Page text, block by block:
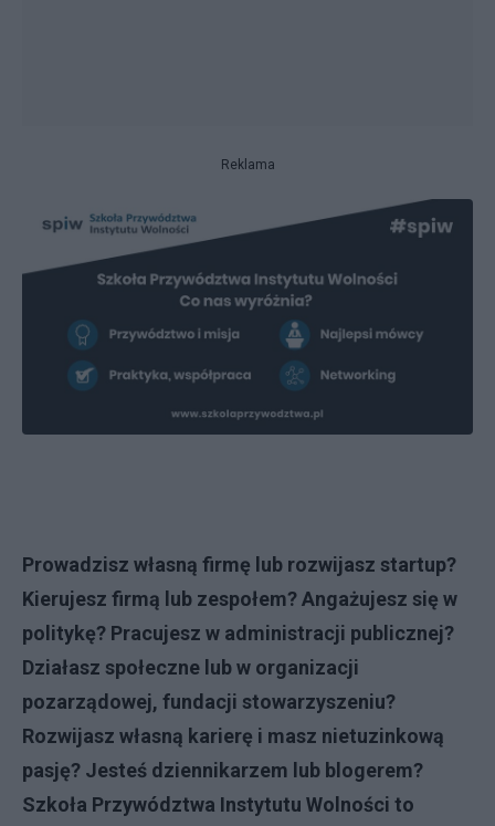
Reklama
Prowadzisz własną firmę lub rozwijasz startup?
Kierujesz firmą lub zespołem? Angażujesz się w
politykę? Pracujesz w administracji publicznej?
Działasz społeczne lub w organizacji
pozarządowej, fundacji stowarzyszeniu?
Rozwijasz własną karierę i masz nietuzinkową
pasję? Jesteś dziennikarzem lub blogerem?
Szkoła Przywództwa Instytutu Wolności to